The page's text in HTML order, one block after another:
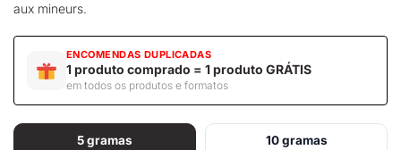
aux mineurs.
ENCOMENDAS DUPLICADAS
1 produto comprado = 1 produto GRÁTIS
em todos os produtos e formatos
5 gramas 10 gramas